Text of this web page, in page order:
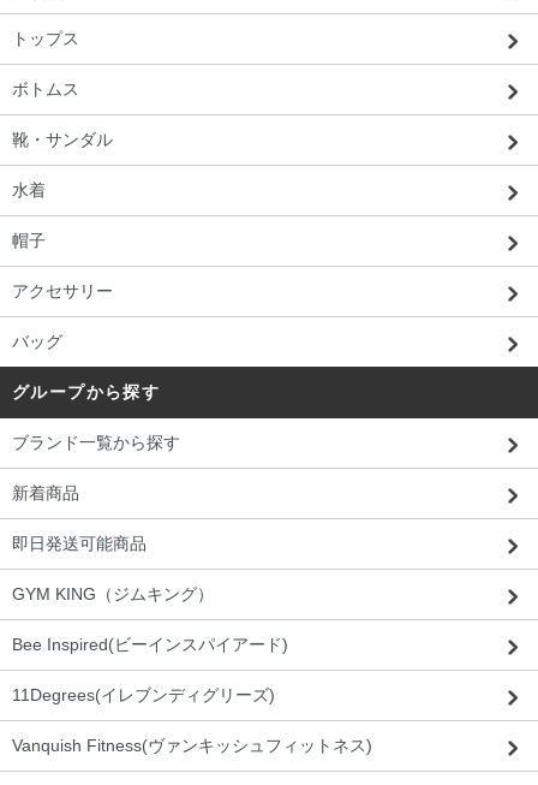
トップス
ボトムス
靴・サンダル
水着
帽子
アクセサリー
バッグ
グループから探す
ブランド一覧から探す
新着商品
即日発送可能商品
GYM KING（ジムキング）
Bee Inspired(ビーインスパイアード)
11Degrees(イレブンディグリーズ)
Vanquish Fitness(ヴァンキッシュフィットネス)